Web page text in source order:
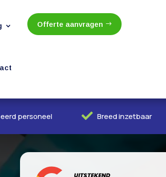
Offerte aanvragen
personeel  Breed inzetbaar